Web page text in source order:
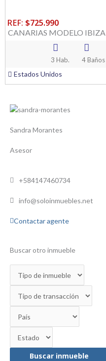
REF: $725.990
CANARIAS MODELO IBIZA
3 Hab. 4 Baños
Estados Unidos
Sandra Morantes
Asesor
+584147460734
info@soloinmuebles.net
Contactar agente
Buscar otro inmueble
Buscar inmueble